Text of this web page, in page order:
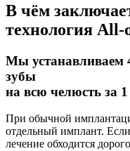
В чём
технология
Мы устанавливаем
зубы
на всю челюсть за
При обычной
отдельный имплант.
лечение обходится